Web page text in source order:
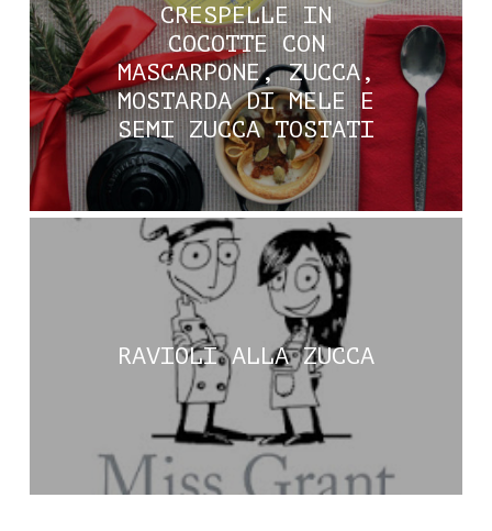
CRESPELLE IN
COCOTTE CON
MASCARPONE, ZUCCA,
MOSTARDA DI MELE E
SEMI ZUCCA TOSTATI
RAVIOLI ALLA ZUCCA